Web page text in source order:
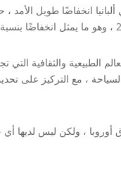
الطبيعية والثقافية
، مع التركيز على تحديث
أوروبا ، ولكن ليس لديها